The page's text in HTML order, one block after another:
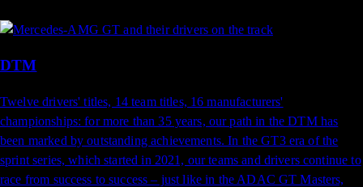
DTM
Twelve drivers' titles, 14 team titles, 16 manufacturers'
championships: for more than 35 years, our path in the DTM has
been marked by outstanding achievements. In the GT3 era of the
sprint series, which started in 2021, our teams and drivers continue to
race from success to success – just like in the ADAC GT Masters,